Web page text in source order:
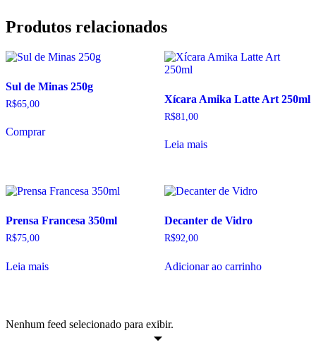
Produtos relacionados
Sul de Minas 250g
R$65,00
Comprar
Xícara Amika Latte Art 250ml
R$81,00
Leia mais
Prensa Francesa 350ml
R$75,00
Leia mais
Decanter de Vidro
R$92,00
Adicionar ao carrinho
Nenhum feed selecionado para exibir.